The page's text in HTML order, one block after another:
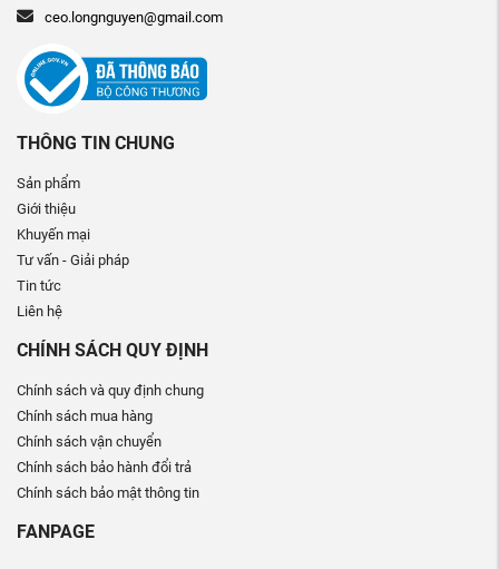
ceo.longnguyen@gmail.com
THÔNG TIN CHUNG
Sản phẩm
Giới thiệu
Khuyến mại
Tư vấn - Giải pháp
Tin tức
Liên hệ
CHÍNH SÁCH QUY ĐỊNH
Chính sách và quy định chung
Chính sách mua hàng
Chính sách vận chuyển
Chính sách bảo hành đổi trả
Chính sách bảo mật thông tin
FANPAGE